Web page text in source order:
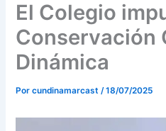
o
k
r
El Colegio
Conservación
Dinámica
Porcundinamarcast/18/07/2025